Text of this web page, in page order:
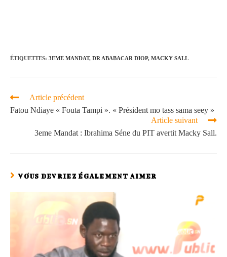
ÉTIQUETTES: 3EME MANDAT, DR ABABACAR DIOP, MACKY SALL
Article précédent
Fatou Ndiaye « Fouta Tampi ». « Président mo tass sama seey »
Article suivant
3eme Mandat : Ibrahima Séne du PIT avertit Macky Sall.
VOUS DEVRIEZ ÉGALEMENT AIMER